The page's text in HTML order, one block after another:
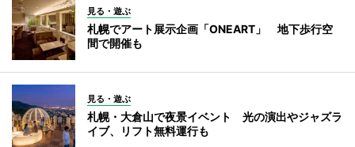
見る・遊ぶ
札幌でアート展示企画「ONEART」 地下歩行空
間で開催も
見る・遊ぶ
札幌・大倉山で夜景イベント 光の演出やジャズラ
イブ、リフト無料運行も